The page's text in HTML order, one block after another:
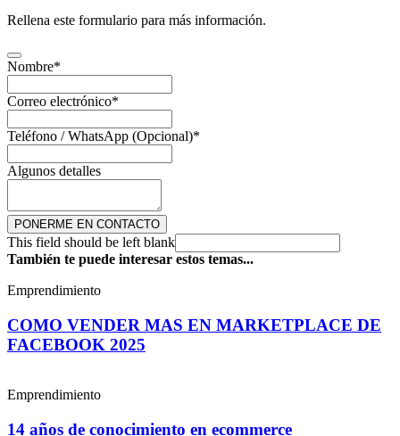
Rellena este formulario para más información.
Nombre*
Correo electrónico*
Teléfono / WhatsApp (Opcional)*
Algunos detalles
PONERME EN CONTACTO
This field should be left blank
También te puede interesar estos temas...
Emprendimiento
COMO VENDER MAS EN MARKETPLACE DE
FACEBOOK 2025
Emprendimiento
14 años de conocimiento en ecommerce